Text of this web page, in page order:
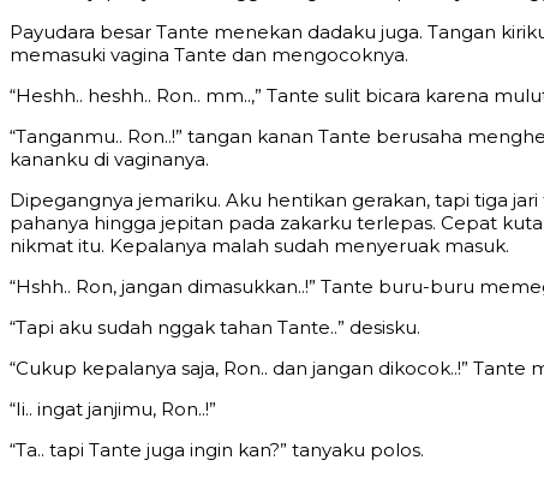
Payudara besar Tante menekan dadaku juga. Tangan
memasuki vagina Tante dan mengocoknya.
“Heshh.. heshh.. Ron.. mm..,” Tante sulit bicara karena
“Tanganmu.. Ron..!” tangan kanan Tante berusaha
kananku di vaginanya.
Dipegangnya jemariku. Aku hentikan gerakan, tapi tiga
pahanya hingga jepitan pada zakarku terlepas. Cepat
nikmat itu. Kepalanya malah sudah menyeruak masuk.
“Hshh.. Ron, jangan dimasukkan..!” Tante buru-buru
“Tapi aku sudah nggak tahan Tante..” desisku.
“Cukup kepalanya saja, Ron.. dan jangan dikocok..!”
“Ii.. ingat janjimu, Ron..!”
“Ta.. tapi Tante juga ingin kan?” tanyaku polos.